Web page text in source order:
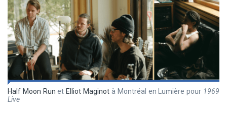
Half Moon Run etElliot Maginot à Montréal en Lumière pour 1969
Live